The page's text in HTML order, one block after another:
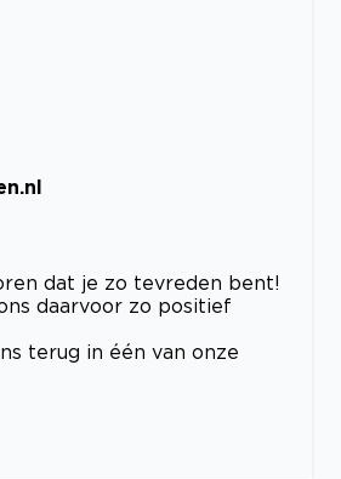
dat je zo tevreden bent!
daarvoor zo positief
terug in één van onze